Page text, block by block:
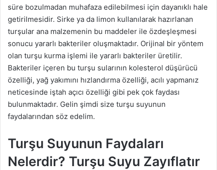
süre bozulmadan muhafaza edilebilmesi için dayanıklı hale
getirilmesidir. Sirke ya da limon kullanılarak hazırlanan
turşular ana malzemenin bu maddeler ile özdeşleşmesi
sonucu yararlı bakteriler oluşmaktadır. Orijinal bir yöntem
olan turşu kurma işlemi ile yararlı bakteriler üretilir.
Bakteriler içeren bu turşu sularının kolesterol düşürücü
özelliği, yağ yakımını hızlandırma özelliği, acılı yapmanız
neticesinde iştah açıcı özelliği gibi pek çok faydası
bulunmaktadır. Gelin şimdi size turşu suyunun
faydalarından söz edelim.
Turşu Suyunun Faydaları
Nelerdir? Turşu Suyu Zayıflatır